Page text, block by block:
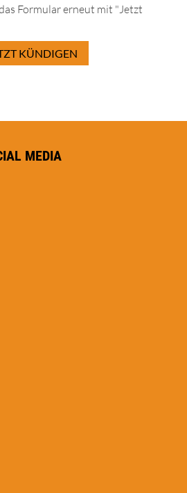
Formular erneut mit "Jetzt
KÜNDIGEN
MEDIA